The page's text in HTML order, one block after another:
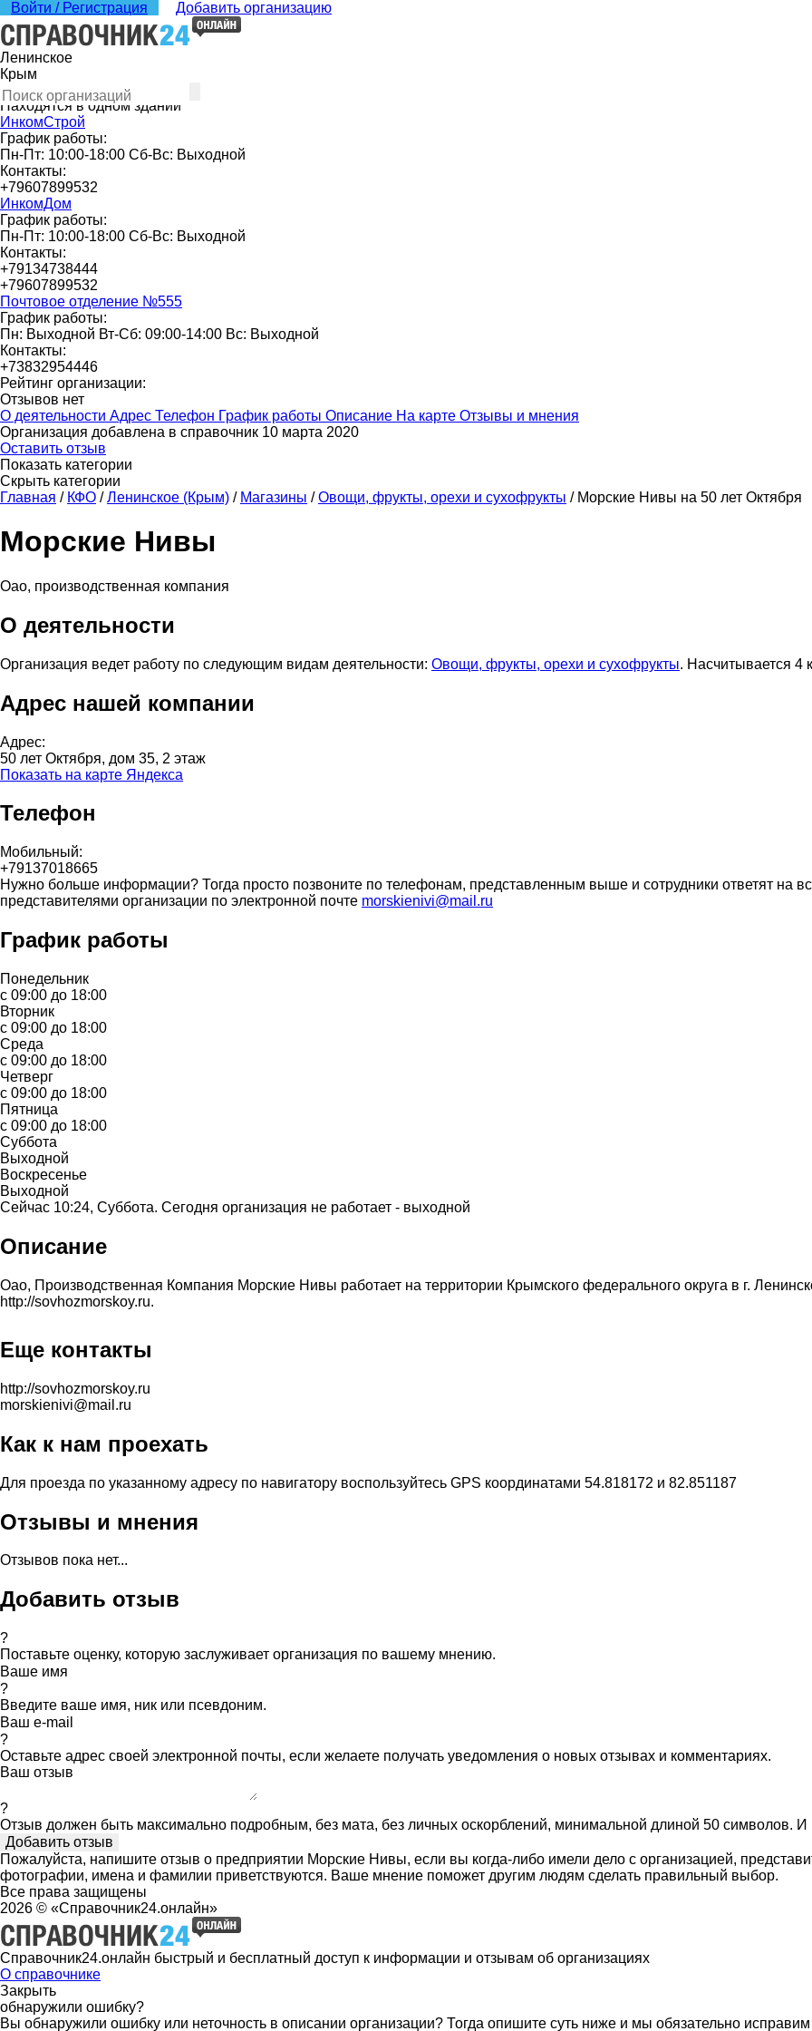
Войти / Регистрация Добавить организацию
Ленинское
Крым
Находятся в одном здании
ИнкомСтрой
График работы:
Пн-Пт: 10:00-18:00 Сб-Вс: Выходной
Контакты:
+79607899532
ИнкомДом
График работы:
Пн-Пт: 10:00-18:00 Сб-Вс: Выходной
Контакты:
+79134738444
+79607899532
Почтовое отделение №555
График работы:
Пн: Выходной Вт-Сб: 09:00-14:00 Вс: Выходной
Контакты:
+73832954446
Рейтинг организации:
Отзывов нет
О деятельности Адрес Телефон График работы Описание На карте Отзывы и мнения
Организация добавлена в справочник 10 марта 2020
Оставить отзыв
Показать категории
Скрыть категории
Главная / КФО / Ленинское (Крым) / Магазины / Овощи, фрукты, орехи и сухофрукты / Морские Нивы на 50 лет Октября
Морские Нивы
Оао, производственная компания
О деятельности
Организация ведет работу по следующим видам деятельности: Овощи, фрукты, орехи и сухофрукты. Насчитывается 4
Адрес нашей компании
Адрес:
50 лет Октября, дом 35, 2 этаж
Показать на карте Яндекса
Телефон
Мобильный:
+79137018665
Нужно больше информации? Тогда просто позвоните по телефонам, представленным выше и сотрудники ответят на
представителями организации по электронной почте morskienivi@mail.ru
График работы
Понедельник
с 09:00 до 18:00
Вторник
с 09:00 до 18:00
Среда
с 09:00 до 18:00
Четверг
с 09:00 до 18:00
Пятница
с 09:00 до 18:00
Суббота
Выходной
Воскресенье
Выходной
Сейчас 10:24, Суббота. Сегодня организация не работает - выходной
Описание
Оао, Производственная Компания Морские Нивы работает на территории Крымского федерального округа в г.
http://sovhozmorskoy.ru.
Еще контакты
http://sovhozmorskoy.ru
morskienivi@mail.ru
Как к нам проехать
Для проезда по указанному адресу по навигатору воспользуйтесь GPS координатами 54.818172 и 82.851187
Отзывы и мнения
Отзывов пока нет...
Добавить отзыв
?
Поставьте оценку, которую заслуживает организация по вашему мнению.
Ваше имя
?
Введите ваше имя, ник или псевдоним.
Ваш e-mail
?
Оставьте адрес своей электронной почты, если желаете получать уведомления о новых отзывах и комментариях.
Ваш отзыв
?
Отзыв должен быть максимально подробным, без мата, без личных оскорблений, минимальной длиной 50 символов.
Пожалуйста, напишите отзыв о предприятии Морские Нивы, если вы когда-либо имели дело с организацией,
фотографии, имена и фамилии приветствуются. Ваше мнение поможет другим людям сделать правильный выбор.
Все права защищены
2026 © «Справочник24.онлайн»
Справочник24.онлайн быстрый и бесплатный доступ к информации и отзывам об организациях
О справочнике
Закрыть
обнаружили ошибку?
Вы обнаружили ошибку или неточность в описании организации? Тогда опишите суть ниже и мы обязательно